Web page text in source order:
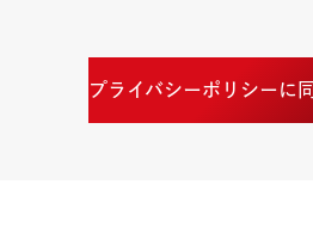
プライバシーポリシーに